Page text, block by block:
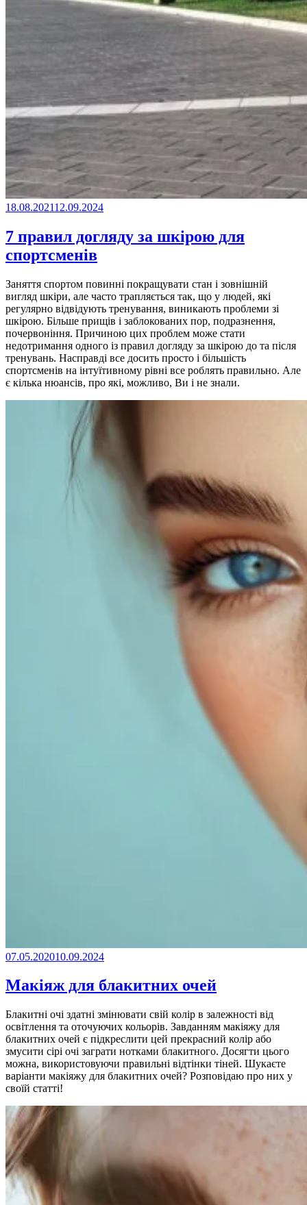
18.08.202112.09.2024
7 правил догляду за шкірою для
спортсменів
Заняття спортом повинні покращувати стан і зовнішній
вигляд шкіри, але часто трапляється так, що у людей, які
регулярно відвідують тренування, виникають проблеми зі
шкірою. Більше прищів і заблокованих пор, подразнення,
почервоніння. Причиною цих проблем може стати
недотримання одного із правил догляду за шкірою до та після
тренувань. Насправді все досить просто і більшість
спортсменів на інтуїтивному рівні все роблять правильно. Але
є кілька нюансів, про які, можливо, Ви і не знали.
07.05.202010.09.2024
Макіяж для блакитних очей
Блакитні очі здатні змінювати свій колір в залежності від
освітлення та оточуючих кольорів. Завданням макіяжу для
блакитних очей є підкреслити цей прекрасний колір або
змусити сірі очі заграти нотками блакитного. Досягти цього
можна, використовуючи правильні відтінки тіней. Шукаєте
варіанти макіяжу для блакитних очей? Розповідаю про них у
своїй статті!